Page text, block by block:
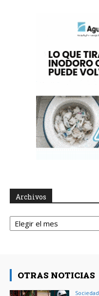
Archivos
Archivos
OTRAS NOTICIAS
Sociedad